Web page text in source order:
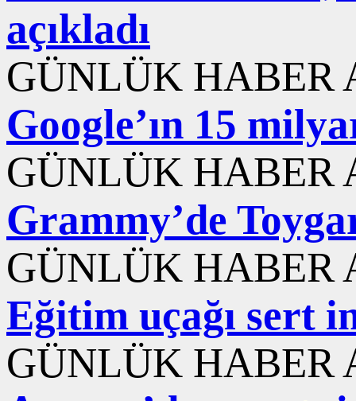
açıkladı
GÜNLÜK HABER
Google’ın 15
GÜNLÜK HABER
Grammy’de
GÜNLÜK HABER
Eğitim uçağı sert
GÜNLÜK HABER